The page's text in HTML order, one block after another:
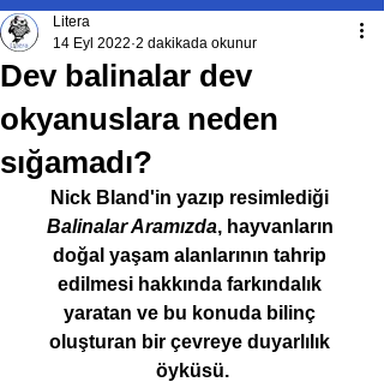
Dev balinalar dev
okyanuslara neden
sığamadı?
Litera
14 Eyl 2022 2 dakikada okunur
Nick Bland'in yazıp resimlediği
Balinalar Aramızda, hayvanların
doğal yaşam alanlarının tahrip
edilmesi hakkında farkındalık
yaratan ve bu konuda bilinç
oluşturan bir çevreye duyarlılık
öyküsü.